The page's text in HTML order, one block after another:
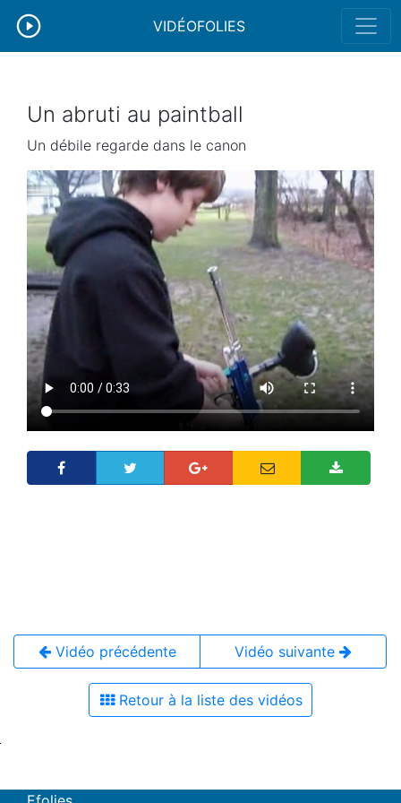
VIDÉOFOLIES
Un abruti au paintball
Un débile regarde dans le canon
Vidéo précédente Vidéo suivante
Retour à la liste des vidéos